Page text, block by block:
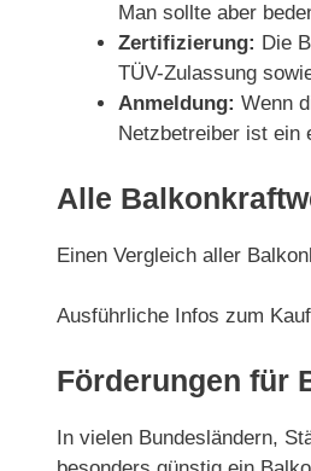
Man sollte aber
Zertifizierung: Die
TÜV-Zulassung
Anmeldung: Wenn
Netzbetreiber ist ein
Alle
Einen Vergleich aller
Ausführliche Infos zum
Förderungen für
In vielen Bundesländern,